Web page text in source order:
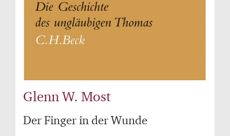
Glenn W. Most
Der Finger in der Wunde